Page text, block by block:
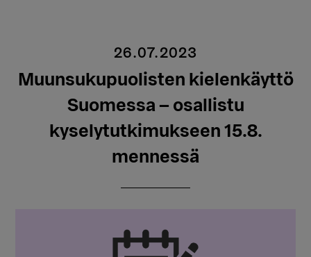
26.07.2023
Muunsukupuolisten kielenkäyttö
Suomessa – osallistu
kyselytutkimukseen 15.8.
mennessä